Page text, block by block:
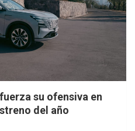
su ofensiva en
del año